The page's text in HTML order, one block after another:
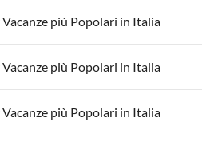
in Italia
in Lago di Garda
più Popolari in Italia
in Italia
in Lago di Garda
più Popolari in Italia
in Italia
in Lago di Garda
più Popolari in Italia